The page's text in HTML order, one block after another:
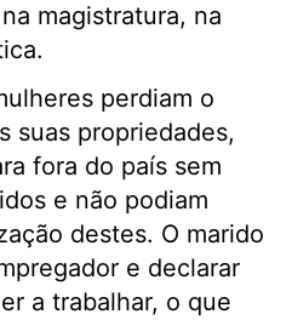
magistratura, na
perdiam o
suas propriedades,
fora do país sem
e não podiam
destes. O marido
e declarar
a trabalhar, o que